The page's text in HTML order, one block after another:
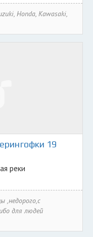
Honda, Kawasaki,
19
реки
,недорого,с
для людей